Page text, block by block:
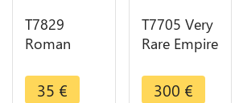
T7829
Roman
Empire
35 €
T7705 Very
Rare Empire
1/4 Zeri
300 €